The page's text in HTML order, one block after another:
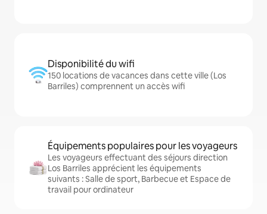
Disponibilité du wifi
150 locations de vacances dans cette ville (Los
Barriles) comprennent un accès wifi
Équipements populaires pour les voyageurs
Les voyageurs effectuant des séjours direction
Los Barriles apprécient les équipements
suivants : Salle de sport, Barbecue et Espace de
travail pour ordinateur